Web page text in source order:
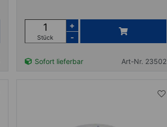
Stück
+
-
Sofort lieferbar Art-Nr. 23502